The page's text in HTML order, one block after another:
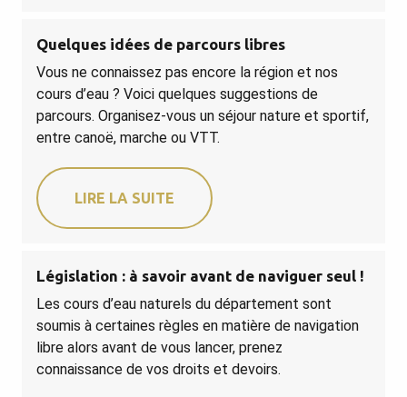
Quelques idées de parcours libres
Vous ne connaissez pas encore la région et nos
cours d’eau ? Voici quelques suggestions de
parcours. Organisez-vous un séjour nature et sportif,
entre canoë, marche ou VTT.
LIRE LA SUITE
Législation : à savoir avant de naviguer seul !
Les cours d’eau naturels du département sont
soumis à certaines règles en matière de navigation
libre alors avant de vous lancer, prenez
connaissance de vos droits et devoirs.